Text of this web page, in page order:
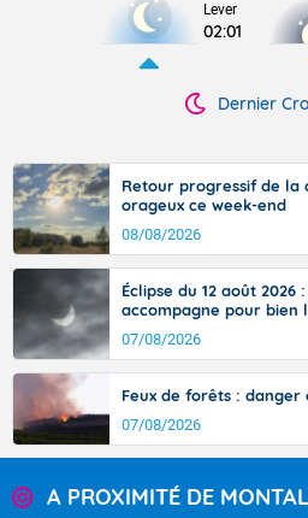
Lever
02:01
Dernier
Retour progressif de la
orageux ce week-end
08/08/2026
Éclipse du 12 août 2026
accompagne pour bien
07/08/2026
Feux de forêts : danger
07/08/2026
A PROXIMITÉ DE